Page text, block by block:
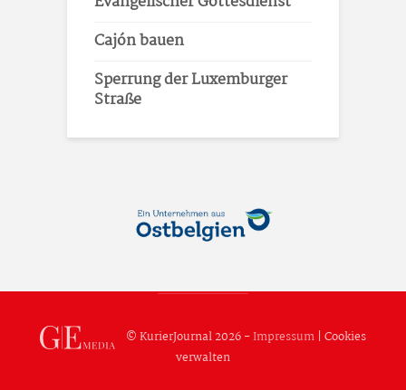
Cajón bauen
Sperrung der Luxemburger
Straße
© KurierJournal 2026 -Impressum| Cookies
verwalten